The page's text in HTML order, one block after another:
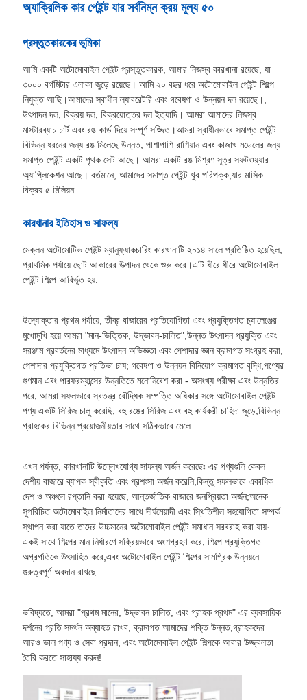
নীতি
অ্যাক্রিলিক কার পেইন্ট যার সর্বনিম্ন ক্রয় মূল্য ৫০
প্রস্তুতকারকের ভূমিকা
আমি একটি অটোমোবাইল পেইন্ট প্রস্তুতকারক, আমার নিজস্ব কারখানা রয়েছে, যা
৩০০০ বর্গমিটার এলাকা জুড়ে রয়েছে। আমি ২০ বছর ধরে অটোমোবাইল পেইন্ট শিল্পে
নিযুক্ত আছি।আমাদের স্বাধীন ল্যাবরেটরি এবং গবেষণা ও উন্নয়ন দল রয়েছে।,
উৎপাদন দল, বিক্রয় দল, বিক্রয়োত্তর দল ইত্যাদি। আমরা আমাদের নিজস্ব
মাস্টারব্যাচ চার্ট এবং রঙ কার্ড দিয়ে সম্পূর্ণ সজ্জিত।আমরা স্বাধীনভাবে সমাপ্ত পেইন্ট
বিভিন্ন ধরনের জন্য রঙ মিলেছে উন্নত, পাশাপাশি রাশিয়ান এবং কাজাখ মডেলের জন্য
সমাপ্ত পেইন্ট একটি পৃথক সেট আছে। আমরা একটি রঙ মিশ্রণ সূত্র সফটওয়্যার
অ্যাপ্লিকেশন আছে। বর্তমানে, আমাদের সমাপ্ত পেইন্ট খুব পরিপক্ক,যার মাসিক
বিক্রয় ৫ মিলিয়ন.
কারখানার ইতিহাস ও সাফল্য
মেক্লন অটোমোটিভ পেইন্ট ম্যানুফ্যাকচারিং কারখানাটি ২০১৪ সালে প্রতিষ্ঠিত হয়েছিল,
প্রাথমিক পর্যায়ে ছোট আকারের উত্পাদন থেকে শুরু করে।এটি ধীরে ধীরে অটোমোবাইল
পেইন্ট শিল্পে আবির্ভূত হয়.
উদ্যোক্তার প্রথম পর্যায়ে, তীব্র বাজারের প্রতিযোগিতা এবং প্রযুক্তিগত চ্যালেঞ্জের
মুখোমুখি হয়ে আমরা "মান-ভিত্তিক, উদ্ভাবন-চালিত",উন্নত উৎপাদন প্রযুক্তি এবং
সরঞ্জাম প্রবর্তনের মাধ্যমে উৎপাদন অভিজ্ঞতা এবং পেশাদার জ্ঞান ক্রমাগত সংগ্রহ করা,
পেশাদার প্রযুক্তিগত প্রতিভা চাষ; গবেষণা ও উন্নয়ন বিনিয়োগ ক্রমাগত বৃদ্ধি,পণ্যের
গুণমান এবং পারফরম্যান্সের উন্নতিতে মনোনিবেশ করা - অসংখ্য পরীক্ষা এবং উন্নতির
পরে, আমরা সফলভাবে স্বতন্ত্র বৌদ্ধিক সম্পত্তি অধিকার সঙ্গে অটোমোবাইল পেইন্ট
পণ্য একটি সিরিজ চালু করেছি, বহু রঙের সিরিজ এবং বহু কার্যকরী চাহিদা জুড়ে,বিভিন্ন
গ্রাহকের বিভিন্ন প্রয়োজনীয়তার সাথে সঠিকভাবে মেলে.
এখন পর্যন্ত, কারখানাটি উল্লেখযোগ্য সাফল্য অর্জন করেছেঃ এর পণ্যগুলি কেবল
দেশীয় বাজারে ব্যাপক স্বীকৃতি এবং প্রশংসা অর্জন করেনি,কিন্তু সফলভাবে একাধিক
দেশ ও অঞ্চলে রপ্তানি করা হয়েছে, আন্তর্জাতিক বাজারে জনপ্রিয়তা অর্জন;অনেক
সুপরিচিত অটোমোবাইল নির্মাতাদের সাথে দীর্ঘমেয়াদী এবং স্থিতিশীল সহযোগিতা সম্পর্ক
স্থাপন করা যাতে তাদের উচ্চমানের অটোমোবাইল পেইন্ট সমাধান সরবরাহ করা যায়·
একই সাথে শিল্পের মান নির্ধারণে সক্রিয়ভাবে অংশগ্রহণ করে, শিল্পে প্রযুক্তিগত
অগ্রগতিকে উৎসাহিত করে,এবং অটোমোবাইল পেইন্ট শিল্পের সামগ্রিক উন্নয়নে
গুরুত্বপূর্ণ অবদান রাখছে.
ভবিষ্যতে, আমরা "প্রথম মানের, উদ্ভাবন চালিত, এবং গ্রাহক প্রথম" এর ব্যবসায়িক
দর্শনের প্রতি সমর্থন অব্যাহত রাখব, ক্রমাগত আমাদের শক্তি উন্নত,গ্রাহকদের
আরও ভাল পণ্য ও সেবা প্রদান, এবং অটোমোবাইল পেইন্ট শিল্পকে আবার উজ্জ্বলতা
তৈরি করতে সাহায্য করুন!